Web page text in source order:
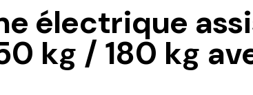
électrique
kg / 180 kg